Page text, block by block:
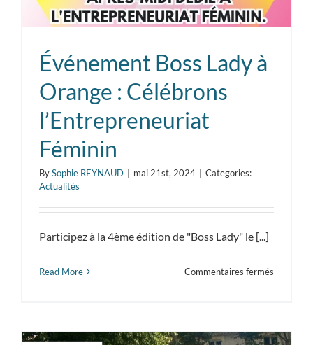
Événement Boss Lady à
Orange : Célébrons
l’Entrepreneuriat
Féminin
BySophie REYNAUD mai 21st, 2024
Categories:
Actualités
Participez à la 4ème édition de "Boss Lady" le [...]
Read More Commentaires fermés
à